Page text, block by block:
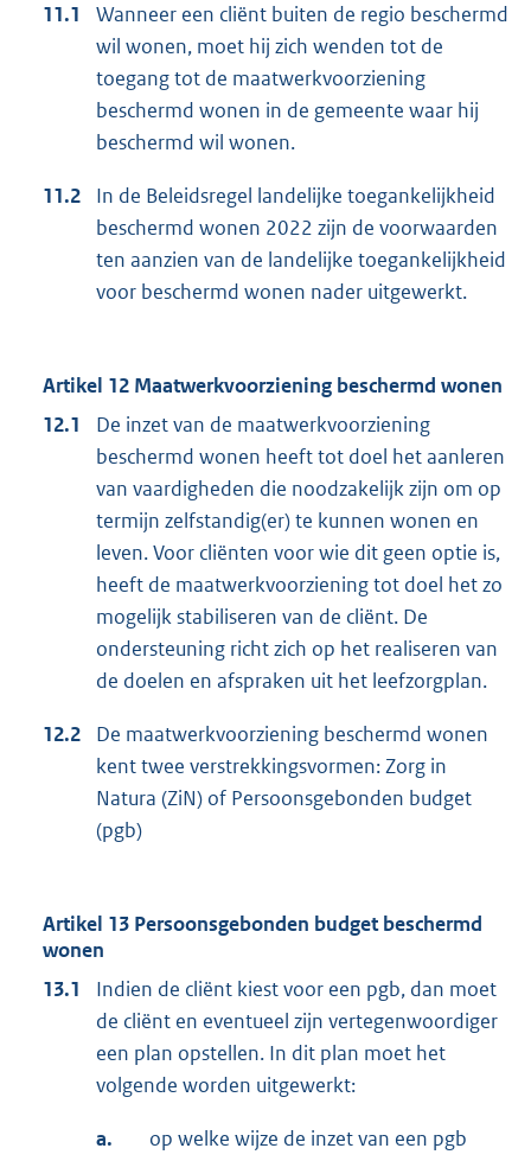
11.1
Wanneer een cliënt buiten de regio beschermd
wil wonen, moet hij zich wenden tot de
toegang tot de maatwerkvoorziening
beschermd wonen in de gemeente waar hij
beschermd wil wonen.
11.2
In de Beleidsregel landelijke toegankelijkheid
beschermd wonen 2022 zijn de voorwaarden
ten aanzien van de landelijke toegankelijkheid
voor beschermd wonen nader uitgewerkt.
Artikel 12 Maatwerkvoorziening beschermd wonen
12.1
De inzet van de maatwerkvoorziening
beschermd wonen heeft tot doel het aanleren
van vaardigheden die noodzakelijk zijn om op
termijn zelfstandig(er) te kunnen wonen en
leven. Voor cliënten voor wie dit geen optie is,
heeft de maatwerkvoorziening tot doel het zo
mogelijk stabiliseren van de cliënt. De
ondersteuning richt zich op het realiseren van
de doelen en afspraken uit het leefzorgplan.
12.2
De maatwerkvoorziening beschermd wonen
kent twee verstrekkingsvormen: Zorg in
Natura (ZiN) of Persoonsgebonden budget
(pgb)
Artikel 13 Persoonsgebonden budget beschermd
wonen
13.1
Indien de cliënt kiest voor een pgb, dan moet
de cliënt en eventueel zijn vertegenwoordiger
een plan opstellen. In dit plan moet het
volgende worden uitgewerkt:
a.
op welke wijze de inzet van een pgb